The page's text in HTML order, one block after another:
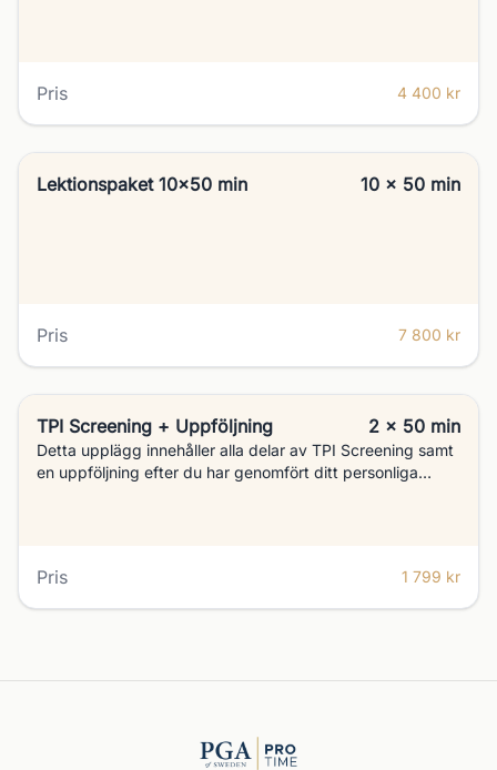
Pris 4 400 kr
Lektionspaket 10x50 min 10 x 50 min
Pris 7 800 kr
TPI Screening + Uppföljning 2 x 50 min
Detta upplägg innehåller alla delar av TPI Screening samt
en uppföljning efter du har genomfört ditt personliga
Pris 1 799 kr